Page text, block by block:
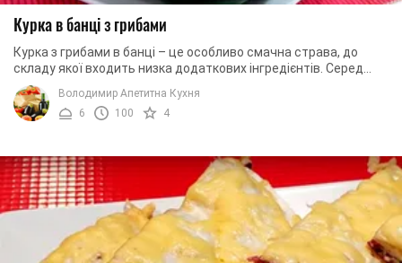
Курка в банці з грибами
Курка з грибами в банці – це особливо смачна страва, до
складу якої входить низка додаткових інгредієнтів. Серед
них: солодкий перець, помідори, ...
Володимир Апетитна Кухня
6
100 4